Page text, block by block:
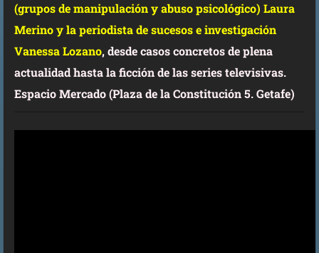
(grupos de manipulación y abuso psicológico) Laura
Merino y la periodista de sucesos e investigación
Vanessa Lozano, desde casos concretos de plena
actualidad hasta la ficción de las series televisivas.
Espacio Mercado (Plaza de la Constitución 5. Getafe)